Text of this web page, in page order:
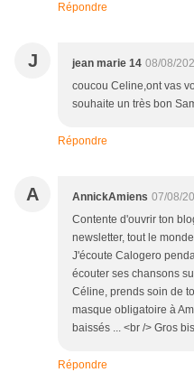
Répondre
J jean marie 14 08/08/
coucou Celine,ont vas
souhaite un très bon
Répondre
A AnnickAmiens 07/08/
Contente d'ouvrir ton
newsletter, tout le
J'écoute Calogero
écouter ses chansons
Céline, prends soin de
masque obligatoire à
baissés ... <br /> Gros
Répondre